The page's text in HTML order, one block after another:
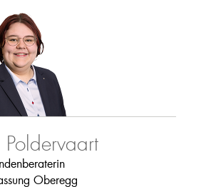
Oberegg